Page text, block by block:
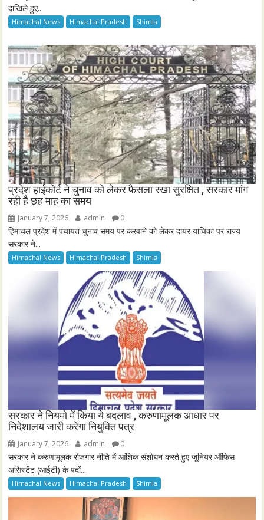
दाखिले हुए...
Himachal News Himachal Pradesh Shimla
प्रदेश हाईकोर्ट ने चुनाव को लेकर फैसला रखा सुरक्षित , सरकार मांग
रही है छह माह का समय
January 7, 2026 admin 0
हिमाचल प्रदेश में पंचायत चुनाव समय पर करवाने को लेकर दायर याचिका पर राज्य
सरकार ने...
Himachal News Himachal Pradesh Shimla
सरकार ने नियमो में किया ये बदलाव , करुणामूलक आधार पर
निदेशालय जारी करेगा नियुक्ति पत्र
January 7, 2026 admin 0
सरकार ने करुणामूलक रोजगार नीति में आंशिक संशोधन करते हुए जूनियर ऑफिस
असिस्टेंट (आईटी) के पदों...
Himachal News Himachal Pradesh Shimla